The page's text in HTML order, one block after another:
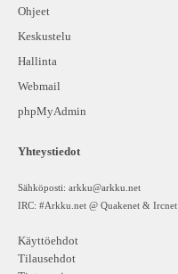
Ohjeet
Keskustelu
Hallinta
Webmail
phpMyAdmin
Yhteystiedot
Sähköposti: arkku@arkku.net
IRC: #Arkku.net @ Quakenet & Ircnet
Käyttöehdot
Tilausehdot